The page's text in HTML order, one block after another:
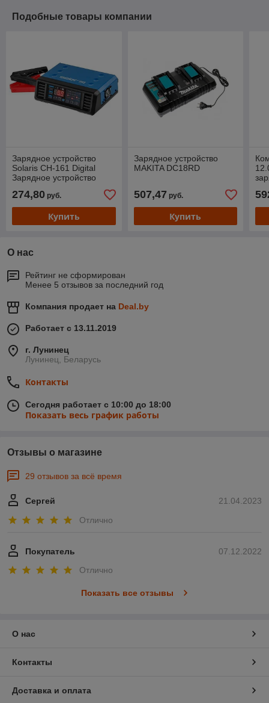
Подобные товары компании
Зарядное устройство
Solaris CH-161 Digital
Зарядное устройство
274,80 руб.
Купить
Зарядное устройство
MAKITA DC18RD
507,47 руб.
Купить
О нас
Рейтинг не сформирован
Менее 5 отзывов за последний год
Компания продает на Deal.by
Работает с 13.11.2019
г. Лунинец
Лунинец, Беларусь
Контакты
Сегодня работает с 10:00 до 18:00
Показать весь график работы
Отзывы о магазине
29 отзывов за всё время
21.04.2023
Сергей
Отлично
07.12.2022
Покупатель
Отлично
Показать все отзывы
О нас
Контакты
Доставка и оплата